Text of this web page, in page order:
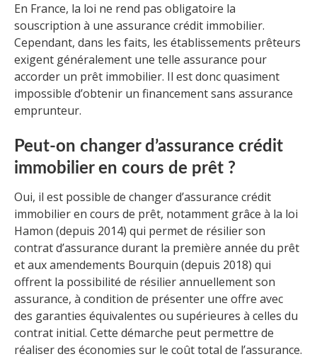
En France, la loi ne rend pas obligatoire la
souscription à une assurance crédit immobilier.
Cependant, dans les faits, les établissements prêteurs
exigent généralement une telle assurance pour
accorder un prêt immobilier. Il est donc quasiment
impossible d’obtenir un financement sans assurance
emprunteur.
Peut-on changer d’assurance crédit
immobilier en cours de prêt ?
Oui, il est possible de changer d’assurance crédit
immobilier en cours de prêt, notamment grâce à la loi
Hamon (depuis 2014) qui permet de résilier son
contrat d’assurance durant la première année du prêt
et aux amendements Bourquin (depuis 2018) qui
offrent la possibilité de résilier annuellement son
assurance, à condition de présenter une offre avec
des garanties équivalentes ou supérieures à celles du
contrat initial. Cette démarche peut permettre de
réaliser des économies sur le coût total de l’assurance.